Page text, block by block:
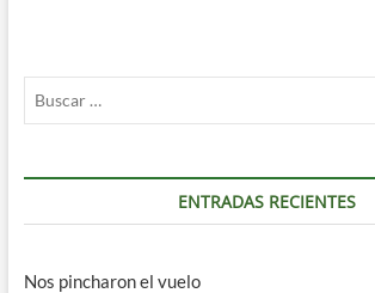
ENTRADAS RECIENTES
Nos pincharon el vuelo